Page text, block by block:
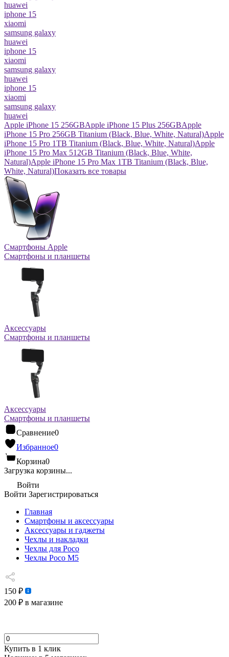
huawei
iphone 15
xiaomi
samsung galaxy
huawei
iphone 15
xiaomi
samsung galaxy
huawei
iphone 15
xiaomi
samsung galaxy
huawei
Apple iPhone 15 256GBApple iPhone 15 Plus 256GBApple
iPhone 15 Pro 256GB Titanium (Black, Blue, White, Natural)Apple
iPhone 15 Pro 1TB Titanium (Black, Blue, White, Natural)Apple
iPhone 15 Pro Max 512GB Titanium (Black, Blue, White,
Natural)Apple iPhone 15 Pro Max 1TB Titanium (Black, Blue,
White, Natural)Показать все товары
Смартфоны Apple
Смартфоны и планшеты
Аксессуары
Смартфоны и планшеты
Аксессуары
Смартфоны и планшеты
Сравнение0
Избранное0
Корзина0
Загрузка корзины...
Войти
Войти Зарегистрироваться
Главная
Смартфоны и аксессуары
Аксессуары и гаджеты
Чехлы и накладки
Чехлы для Poco
Чехлы Poco M5
150 ₽
200 ₽ в магазине
Купить в 1 клик